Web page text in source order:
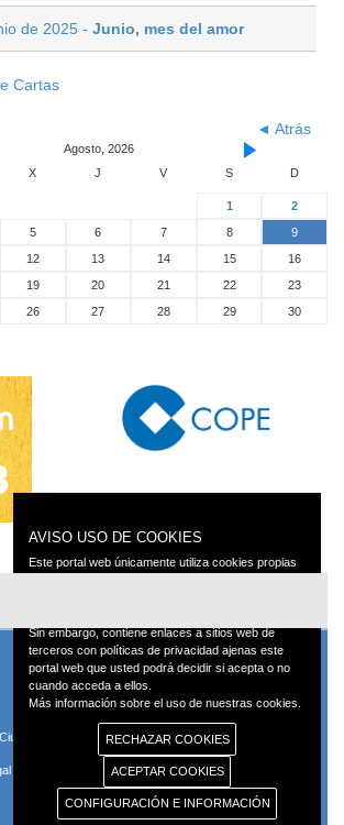
de 2025 - Junio, mes del amor
Cartas
◄ Atrás
Agosto, 2026
X J V S D
1
2
5 6 7 8
9
12 13 14 15
16
19 20 21 22
23
26 27 28 29
30
Real C/Caballeros 5, 13001 Ciudad Real - Tlf.:926
250 25 0 - Fax.: 926 251 258
Política de Privacidad Política de Cookies
AVISO USO DE COOKIES
Este portal web únicamente utiliza cookies propias
Sin embargo, contiene enlaces a sitios web de
terceros con políticas de privacidad ajenas este
portal web que usted podrá decidir si acepta o no
cuando acceda a ellos.
Más información sobre el uso de nuestras cookies.
RECHAZAR COOKIES
ACEPTAR COOKIES
CONFIGURACIÓN E INFORMACIÓN